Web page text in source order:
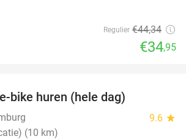
Regulier €44,34
€34,95
bike huren (hele dag)
9.6 star
(10 km)